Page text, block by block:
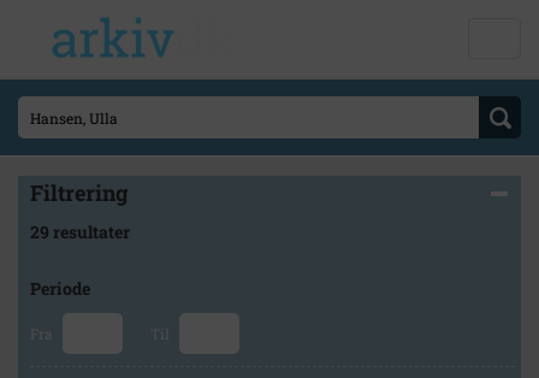
Filtrering
29 resultater
Periode
Fra Til